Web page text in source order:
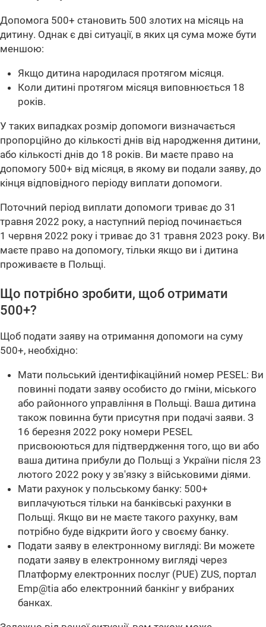
Допомога 500+ становить 500 злотих на місяць на
дитину. Однак є дві ситуації, в яких ця сума може бути
меншою:
Якщо дитина народилася протягом місяця.
Коли дитині протягом місяця виповнюється 18
років.
У таких випадках розмір допомоги визначається
пропорційно до кількості днів від народження дитини,
або кількості днів до 18 років. Ви маєте право на
допомогу 500+ від місяця, в якому ви подали заяву, до
кінця відповідного періоду виплати допомоги.
Поточний період виплати допомоги триває до 31
травня 2022 року, а наступний період починається
1 червня 2022 року і триває до 31 травня 2023 року. Ви
маєте право на допомогу, тільки якщо ви і дитина
проживаєте в Польщі.
Що потрібно зробити, щоб отримати
500+?
Щоб подати заяву на отримання допомоги на суму
500+, необхідно:
Мати польський ідентифікаційний номер PESEL: Ви
повинні подати заяву особисто до гміни, міського
або районного управління в Польщі. Ваша дитина
також повинна бути присутня при подачі заяви. З
16 березня 2022 року номери PESEL
присвоюються для підтвердження того, що ви або
ваша дитина прибули до Польщі з України після 23
лютого 2022 року у зв'язку з військовими діями.
Мати рахунок у польському банку: 500+
виплачуються тільки на банківські рахунки в
Польщі. Якщо ви не маєте такого рахунку, вам
потрібно буде відкрити його у своєму банку.
Подати заяву в електронному вигляді: Ви можете
подати заяву в електронному вигляді через
Платформу електронних послуг (PUE) ZUS, портал
Emp@tia або електронний банкінг у вибраних
банках.